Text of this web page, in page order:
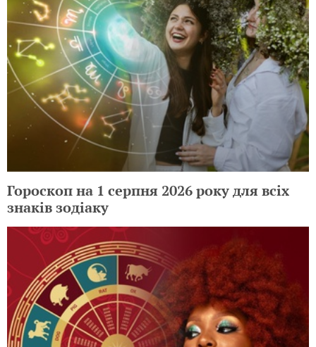
Гороскоп на 1 серпня 2026 року для всіх
знаків зодіаку